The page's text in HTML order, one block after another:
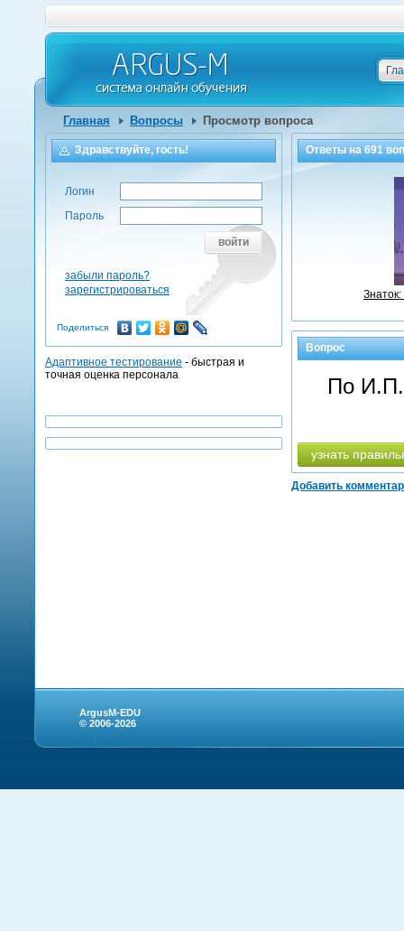
Главная Вопросы Просмотр вопроса
Ответы на691
Знаток:
Вопрос
По
узнать
Добавить
Здравствуйте, гость!
Логин
Пароль
войти
забыли пароль?
зарегистрироваться
Поделиться
Адаптивное тестирование - быстрая и
точная оценка персонала
ArgusM-EDU
© 2006-2026